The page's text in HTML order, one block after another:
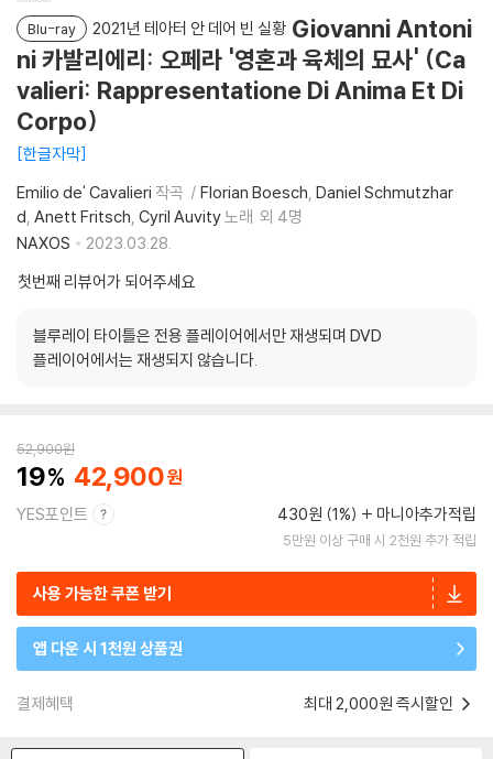
Blu-ray 2021년 테아터 안 데어 빈 실황 Giovanni Antoni
ni 카발리에리: 오페라 '영혼과 육체의 묘사' (Ca
valieri: Rappresentatione Di Anima Et Di
Corpo)
한글자막
Emilio de' Cavalieri 작곡 Florian Boesch Daniel Schmutzhar
d Anett Fritsch Cyril Auvity노래 외 4명
NAXOS
2023.03.28.
첫번째 리뷰어가 되어주세요
블루레이 타이틀은 전용 플레이어에서만 재생되며 DVD
플레이어에서는 재생되지 않습니다.
52,900원
19 42,900
YES포인트 430원 (1%) 마니아추가적립
5만원 이상 구매 시 2천원 추가 적립
사용 가능한 쿠폰 받기
앱 다운 시 1천원 상품권
결제혜택 최대 2,000원 즉시할인